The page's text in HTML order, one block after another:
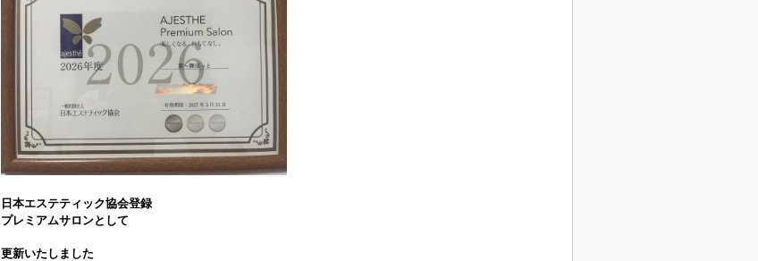
日本エステティック協会登録
プレミアムサロンとして
更新いたしました